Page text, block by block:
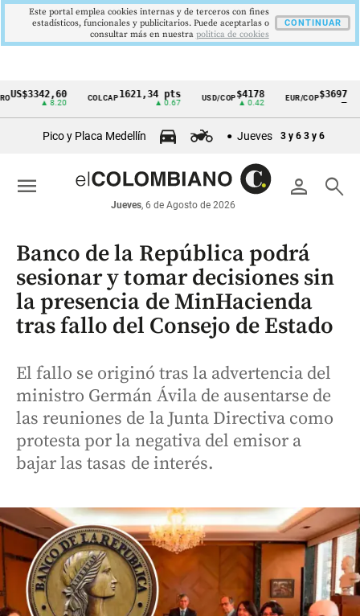
Cintillo
económicos
Colombia
COLCAP1621,34 pts USD/COP$4178
▲ 0.42
EUR/COP$3697
—
Pico y Placa Medellín Jueves 3 y 6 3 y 6
person search
Jueves, 6 de Agosto de 2026
menu
Banco de la República podrá
sesionar y tomar decisiones sin
la presencia de MinHacienda
tras fallo del Consejo de Estado
El fallo se originó tras la advertencia del
ministro Germán Ávila de ausentarse de
las reuniones de la Junta Directiva como
protesta por la negativa del emisor a
bajar las tasas de interés.
Este portal emplea cookies internas y de terceros con fines
estadísticos, funcionales y publicitarios. Puede aceptarlas o
consultar más en nuestra politica de cookies
CONTINUAR